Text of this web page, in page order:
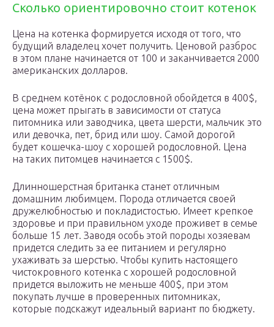
Сколько ориентировочно стоит котенок
Цена на котенка формируется исходя от того, что
будущий владелец хочет получить. Ценовой разброс
в этом плане начинается от 100 и заканчивается 2000
американских долларов.
В среднем котёнок с родословной обойдется в 400$,
цена может прыгать в зависимости от статуса
питомника или заводчика, цвета шерсти, мальчик это
или девочка, пет, брид или шоу. Самой дорогой
будет кошечка-шоу с хорошей родословной. Цена
на таких питомцев начинается с 1500$.
Длинношерстная британка станет отличным
домашним любимцем. Порода отличается своей
дружелюбностью и покладистостью. Имеет крепкое
здоровье и при правильном уходе проживет в семье
больше 15 лет. Заводя особь этой породы хозяевам
придется следить за ее питанием и регулярно
ухаживать за шерстью. Чтобы купить настоящего
чистокровного котенка с хорошей родословной
придется выложить не меньше 400$, при этом
покупать лучше в проверенных питомниках,
которые подскажут идеальный вариант по бюджету.